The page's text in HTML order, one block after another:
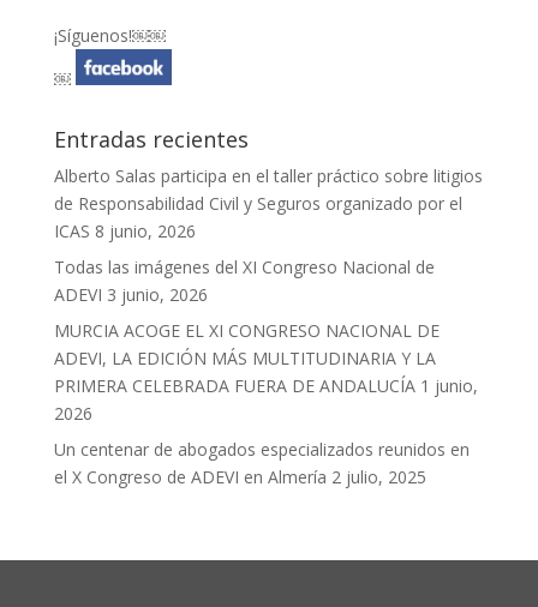
¡Síguenos!￼￼
￼
Entradas recientes
Alberto Salas participa en el taller práctico sobre litigios
de Responsabilidad Civil y Seguros organizado por el
ICAS 8 junio, 2026
Todas las imágenes del XI Congreso Nacional de
ADEVI 3 junio, 2026
MURCIA ACOGE EL XI CONGRESO NACIONAL DE
ADEVI, LA EDICIÓN MÁS MULTITUDINARIA Y LA
PRIMERA CELEBRADA FUERA DE ANDALUCÍA 1 junio,
2026
Un centenar de abogados especializados reunidos en
el X Congreso de ADEVI en Almería 2 julio, 2025